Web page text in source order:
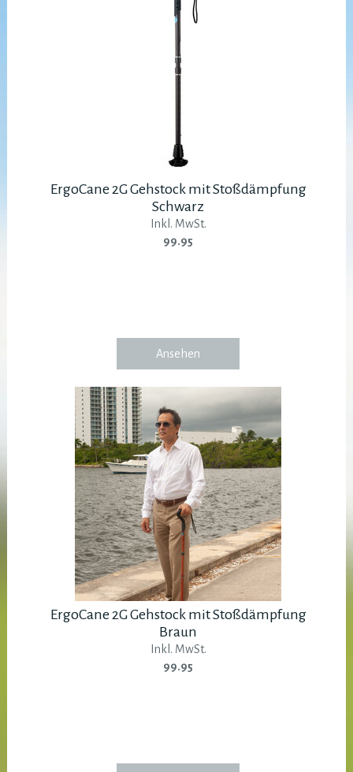
ErgoCane 2G Gehstock mit Stoßdämpfung
Schwarz
Inkl. MwSt.
99.95
Ansehen
ErgoCane 2G Gehstock mit Stoßdämpfung
Braun
Inkl. MwSt.
99.95